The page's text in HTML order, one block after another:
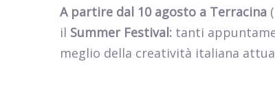
A partire dal 10 agosto a Terracina
il Summer Festival: tanti
meglio della creatività italiana